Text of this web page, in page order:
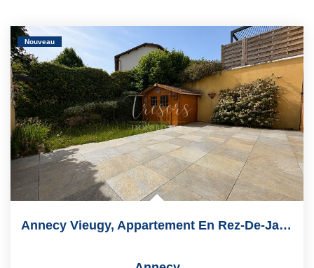
Nouveau
Annecy Vieugy, Appartement En Rez-De-Jardin De 97 M2